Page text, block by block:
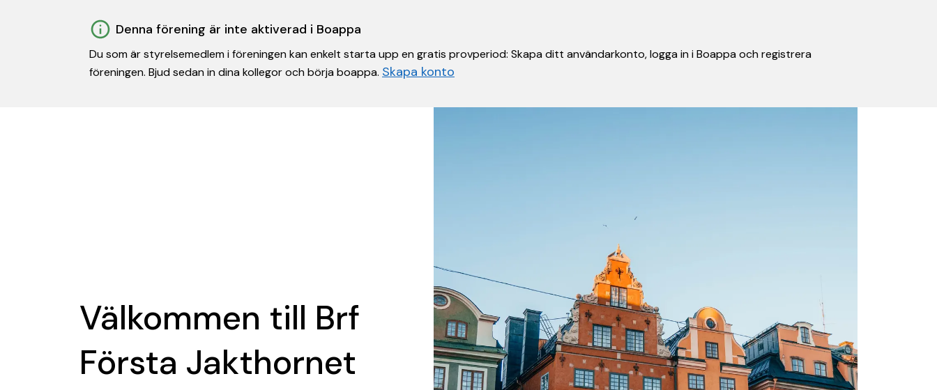
Denna förening är inte aktiverad i Boappa
Du som är styrelsemedlem i föreningen kan enkelt starta upp en gratis provperiod: Skapa ditt användarkonto, logga in i Boappa och registrera
föreningen. Bjud sedan in dina kollegor och börja boappa. Skapa konto
Välkommen till Brf
Första Jakthornet